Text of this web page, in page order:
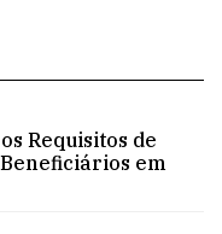
Requisitos de
em